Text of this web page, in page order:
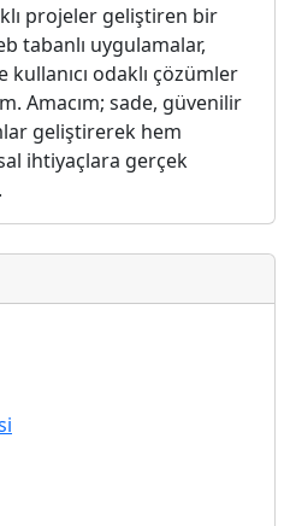
projeler geliştiren bir
tabanlı uygulamalar,
odaklı çözümler
Amacım; sade, güvenilir
geliştirerek hem
ihtiyaçlara gerçek